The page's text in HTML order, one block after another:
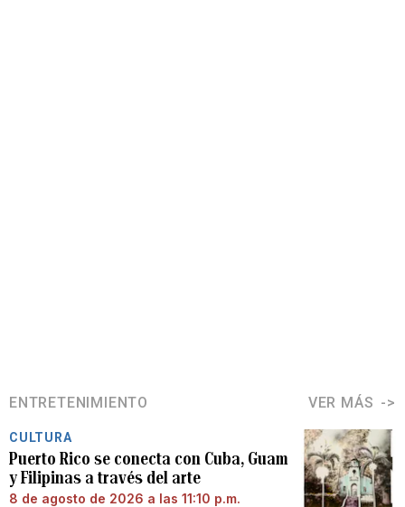
ENTRETENIMIENTO VER MÁS
CULTURA
Puerto Rico se conecta con Cuba, Guam
y Filipinas a través del arte
8 de agosto de 2026 a las 11:10 p.m.